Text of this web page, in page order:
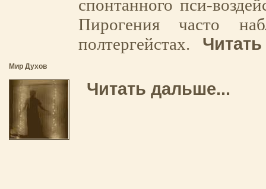
спонтанного пси-
Пирогения часто
полтергейстах.
Мир Духов
Читать дальше...